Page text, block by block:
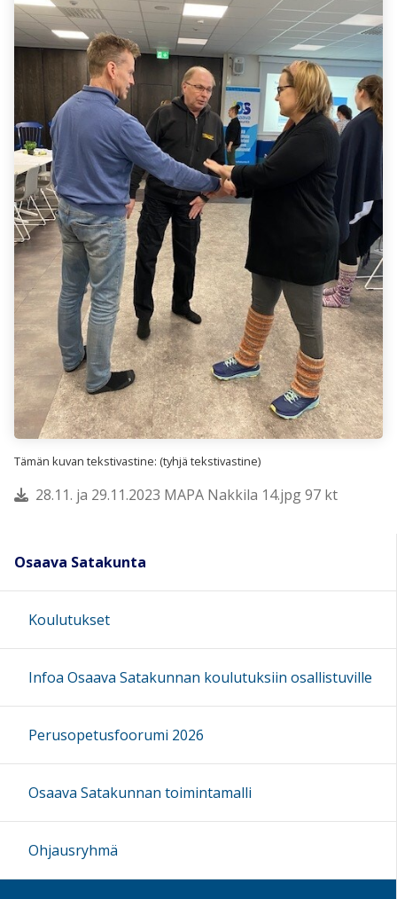
Tämän kuvan tekstivastine: (tyhjä tekstivastine)
28.11. ja 29.11.2023 MAPA Nakkila 14.jpg 97 kt
Osaava Satakunta
Koulutukset
Infoa Osaava Satakunnan koulutuksiin osallistuville
Perusopetusfoorumi 2026
Osaava Satakunnan toimintamalli
Ohjausryhmä